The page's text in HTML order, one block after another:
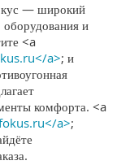
— широкий
оборудования и
<a
a>; и
комфорта. <a
a>;